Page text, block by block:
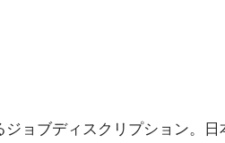
ョブディスクリプション。